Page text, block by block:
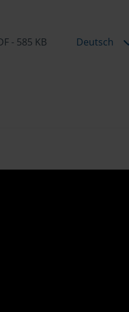
- 585 KB Deutsch